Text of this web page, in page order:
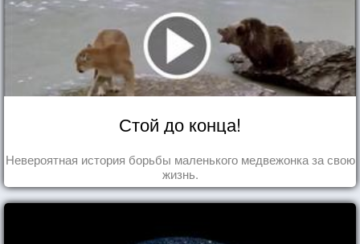
Стой до конца!
Невероятная история борьбы маленького медвежонка за свою
жизнь.